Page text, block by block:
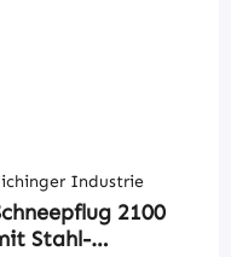
Industrie
2100
Stahl-